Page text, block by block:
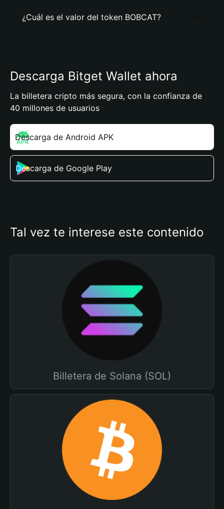
¿Cuál es el valor del token BOBCAT?
Descarga Bitget Wallet ahora
La billetera cripto más segura, con la confianza de
40 millones de usuarios
Descarga de Android APK
Descarga de Google Play
Tal vez te interese este contenido
Billetera de Solana (SOL)